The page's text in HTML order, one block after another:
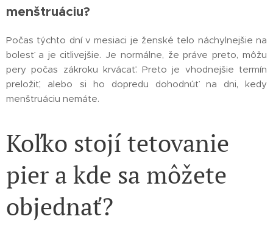
menštruáciu?
Počas týchto dní v mesiaci je ženské telo náchylnejšie na
bolesť a je citlivejšie. Je normálne, že práve preto, môžu
pery počas zákroku krvácať. Preto je vhodnejšie termín
preložiť, alebo si ho dopredu dohodnúť na dni, kedy
menštruáciu nemáte.
Koľko stojí tetovanie
pier a kde sa môžete
objednať?